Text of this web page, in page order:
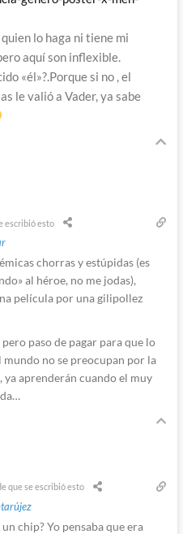
lo haga ni tiene mi
aquí son inflexible.
«él»?.Porque si no , el
le valió a Vader, ya sabe
escribió esto
chorras y estúpidas (es
al héroe, no me jodas),
película por una gilipollez
paso de pagar para que lo
mundo no se preocupan por la
ya aprenderán cuando el muy
que se escribió esto
chip? Yo pensaba que era